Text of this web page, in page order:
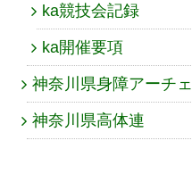
ka競技会記録
ka開催要項
神奈川県身障アーチ
神奈川県高体連